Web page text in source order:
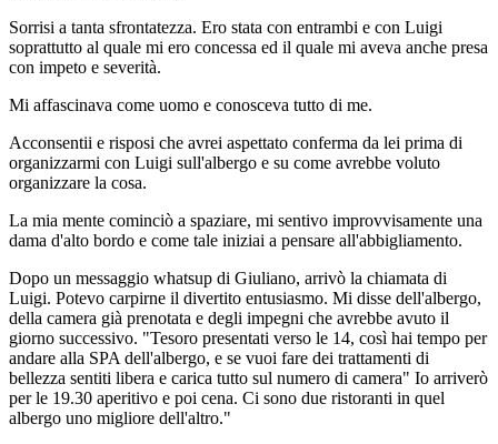
Sorrisi a tanta sfrontatezza. Ero stata con entrambi e con Luigi
soprattutto al quale mi ero concessa ed il quale mi aveva anche presa
con impeto e severità.
Mi affascinava come uomo e conosceva tutto di me.
Acconsentii e risposi che avrei aspettato conferma da lei prima di
organizzarmi con Luigi sull'albergo e su come avrebbe voluto
organizzare la cosa.
La mia mente cominciò a spaziare, mi sentivo improvvisamente una
dama d'alto bordo e come tale iniziai a pensare all'abbigliamento.
Dopo un messaggio whatsup di Giuliano, arrivò la chiamata di
Luigi. Potevo carpirne il divertito entusiasmo. Mi disse dell'albergo,
della camera già prenotata e degli impegni che avrebbe avuto il
giorno successivo. "Tesoro presentati verso le 14, così hai tempo per
andare alla SPA dell'albergo, e se vuoi fare dei trattamenti di
bellezza sentiti libera e carica tutto sul numero di camera" Io arriverò
per le 19.30 aperitivo e poi cena. Ci sono due ristoranti in quel
albergo uno migliore dell'altro."